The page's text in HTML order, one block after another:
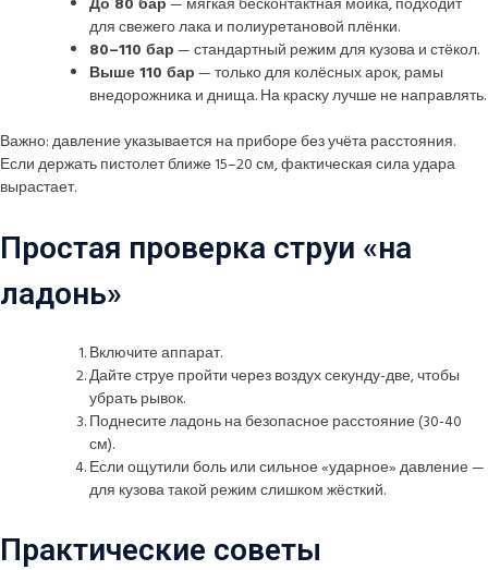
До 80 бар— мягкая бесконтактная мойка, подходит
для свежего лака и полиуретановой плёнки.
80–110 бар— стандартный режим для кузова и стёкол.
Выше 110 бар— только для колёсных арок, рамы
внедорожника и днища. На краску лучше не направлять.
Важно: давление указывается на приборе без учёта расстояния.
Если держать пистолет ближе 15–20 см, фактическая сила удара
вырастает.
Простая проверка струи «на
ладонь»
Включите аппарат.
Дайте струе пройти через воздух секунду-две, чтобы
убрать рывок.
Поднесите ладонь на безопасное расстояние (30-40
см).
Если ощутили боль или сильное «ударное» давление —
для кузова такой режим слишком жёсткий.
Практические советы